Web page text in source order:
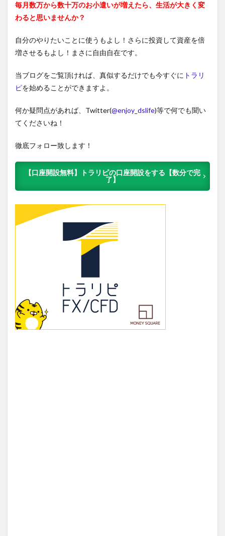
毎月数万から数十万のお小遣いが増えたら、生活が大きく変
わると思いませんか？
自分のやりたいことに使うもよし！さらに投資して資産を倍
増させるもよし！まさに自由自在です。
当ブログをご覧頂ければ、真似するだけでも今すぐに トラリ
ピを始めることができますよ。
何か疑問点があれば、Twitter(@enjoy_dslife)等で何でも聞い
てくださいね！
徹底フォロー致します！
【口座開設無料】トラリピの口座開設をする【数分で完
了】